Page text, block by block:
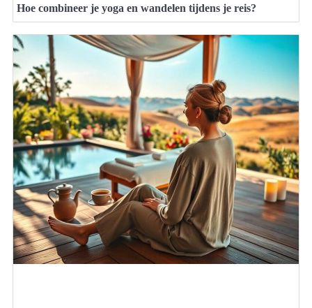
Hoe combineer je yoga en wandelen tijdens je reis?